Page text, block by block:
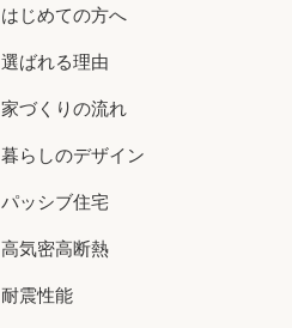
はじめての方へ
選ばれる理由
家づくりの流れ
暮らしのデザイン
パッシブ住宅
高気密高断熱
耐震性能